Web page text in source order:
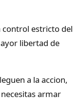
control estricto del
libertad de
a la accion,
armar